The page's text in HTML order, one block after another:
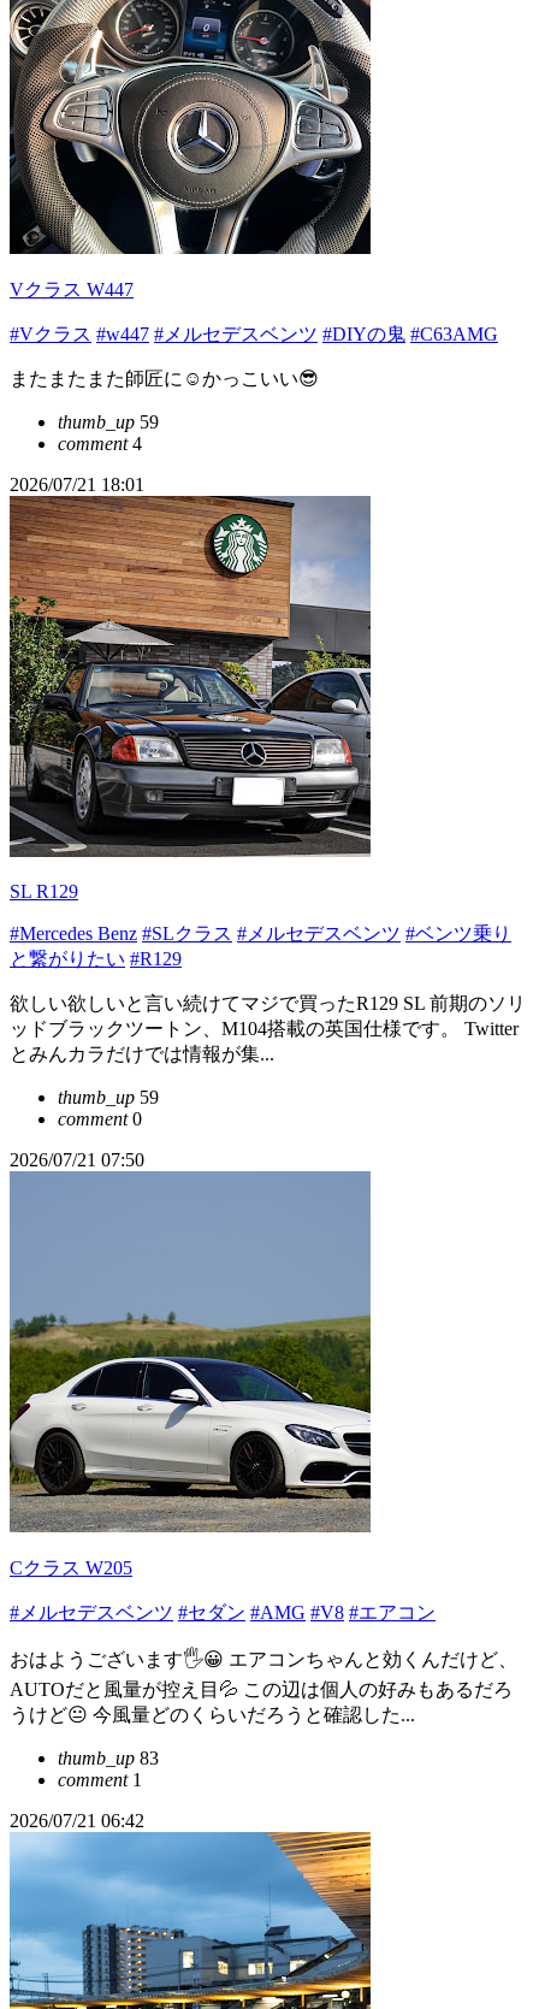
Vクラス W447
#Vクラス #w447 #メルセデスベンツ #DIYの鬼 #C63AMG
またまたまた師匠に☺️かっこいい😎
thumb_up 59
comment4
2026/07/21 18:01
SL R129
#Mercedes Benz #SLクラス #メルセデスベンツ #ベンツ乗り
と繋がりたい #R129
欲しい欲しいと言い続けてマジで買ったR129 SL 前期のソリ
ッドブラックツートン、M104搭載の英国仕様です。 Twitter
とみんカラだけでは情報が集...
thumb_up 59
comment0
2026/07/21 07:50
Cクラス W205
#メルセデスベンツ #セダン #AMG #V8 #エアコン
おはようございます🖐😀 エアコンちゃんと効くんだけど、
AUTOだと風量が控え目💦 この辺は個人の好みもあるだろ
うけど😐️ 今風量どのくらいだろうと確認した...
thumb_up 83
comment1
2026/07/21 06:42